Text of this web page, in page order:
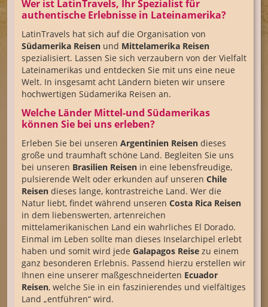
Wer ist LatinTravels, Ihr Spezialist für
authentische Erlebnisse in Lateinamerika?
LatinTravels hat sich auf die Organisation von
Südamerika Reisen und Mittelamerika Reisen
spezialisiert. Lassen Sie sich verzaubern von der Vielfalt
Lateinamerikas und entdecken Sie mit uns eine neue
Welt. In insgesamt acht Ländern bieten wir unsere
hochwertigen Südamerika Reisen an.
Welche Länder Mittel-und Südamerikas
können Sie bei uns erleben?
Erleben Sie bei unseren Argentinien Reisen dieses
große und traumhaft schöne Land. Begleiten Sie uns
bei unseren Brasilien Reisen in eine lebensfreudige,
pulsierende Welt oder erkunden auf unseren Chile
Reisen dieses lange, kontrastreiche Land. Wer die
Natur liebt, findet während unseren Costa Rica Reisen
in dem liebenswerten, artenreichen
mittelamerikanischen Land ein wahrliches El Dorado.
Einmal im Leben sollte man dieses Inselarchipel erlebt
haben und somit wird jede Galapagos Reise zu einem
ganz besonderen Erlebnis. Passend hierzu erstellen wir
Ihnen eine unserer maßgeschneiderten Ecuador
Reisen, welche Sie in ein faszinierendes und vielfältiges
Land „entführen“ wird.